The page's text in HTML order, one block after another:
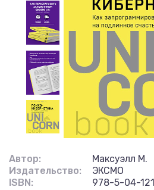
Автор:
Максуэлл М.
Издательство:
ЭКСМО
ISBN:
978-5-04-